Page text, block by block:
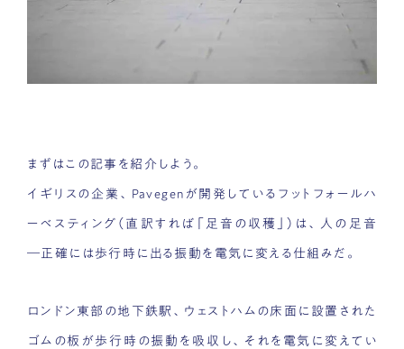
まずはこの記事を紹介しよう。
イギリスの企業、Pavegenが開発しているフットフォールハ
ーベスティング（直訳すれば「足音の収穫」）は、人の足音
―正確には歩行時に出る振動を電気に変える仕組みだ。
ロンドン東部の地下鉄駅、ウェストハムの床面に設置された
ゴムの板が歩行時の振動を吸収し、それを電気に変えてい